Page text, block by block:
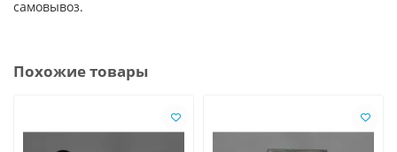
самовывоз.
Похожие товары